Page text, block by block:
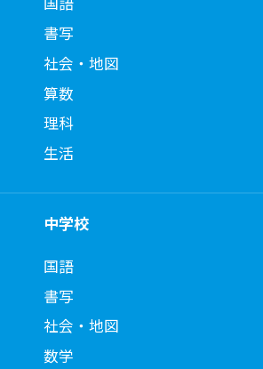
書写
社会・地図
算数
理科
生活
中学校
国語
書写
社会・地図
数学